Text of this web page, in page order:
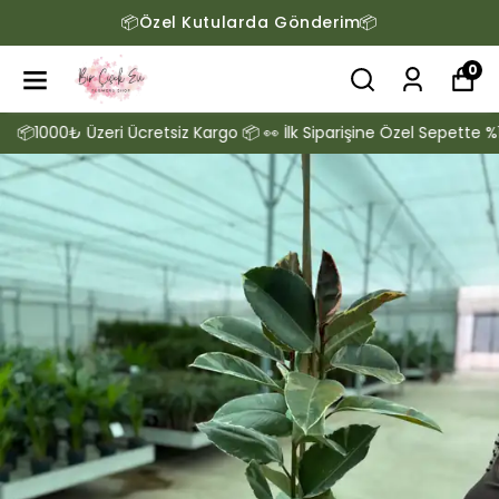
📦1000₺ ve Üzeri
0
Üzeri Ücretsiz Kargo 📦 👀 İlk Siparişine Özel Sepette %10